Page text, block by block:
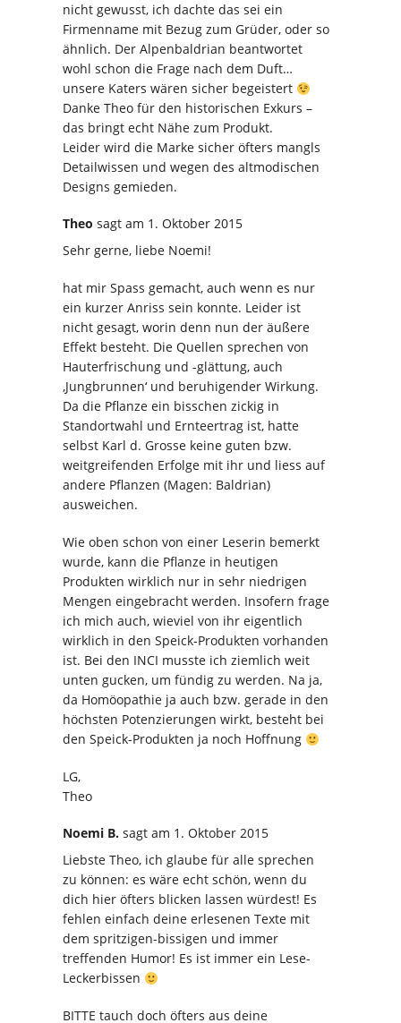
nicht gewusst, ich dachte das sei ein
Firmenname mit Bezug zum Grüder, oder so
ähnlich. Der Alpenbaldrian beantwortet
wohl schon die Frage nach dem Duft…
unsere Katers wären sicher begeistert
Danke Theo für den historischen Exkurs –
das bringt echt Nähe zum Produkt.
Leider wird die Marke sicher öfters mangls
Detailwissen und wegen des altmodischen
Designs gemieden.
Theo sagt am 1. Oktober 2015
Sehr gerne, liebe Noemi!
hat mir Spass gemacht, auch wenn es nur
ein kurzer Anriss sein konnte. Leider ist
nicht gesagt, worin denn nun der äußere
Effekt besteht. Die Quellen sprechen von
Hauterfrischung und -glättung, auch
‚Jungbrunnen‘ und beruhigender Wirkung.
Da die Pflanze ein bisschen zickig in
Standortwahl und Ernteertrag ist, hatte
selbst Karl d. Grosse keine guten bzw.
weitgreifenden Erfolge mit ihr und liess auf
andere Pflanzen (Magen: Baldrian)
ausweichen.
Wie oben schon von einer Leserin bemerkt
wurde, kann die Pflanze in heutigen
Produkten wirklich nur in sehr niedrigen
Mengen eingebracht werden. Insofern frage
ich mich auch, wieviel von ihr eigentlich
wirklich in den Speick-Produkten vorhanden
ist. Bei den INCI musste ich ziemlich weit
unten gucken, um fündig zu werden. Na ja,
da Homöopathie ja auch bzw. gerade in den
höchsten Potenzierungen wirkt, besteht bei
den Speick-Produkten ja noch Hoffnung
LG,
Theo
Noemi B. sagt am 1. Oktober 2015
Liebste Theo, ich glaube für alle sprechen
zu können: es wäre echt schön, wenn du
dich hier öfters blicken lassen würdest! Es
fehlen einfach deine erlesenen Texte mit
dem spritzigen-bissigen und immer
treffenden Humor! Es ist immer ein Lese-
Leckerbissen
BITTE tauch doch öfters aus deine